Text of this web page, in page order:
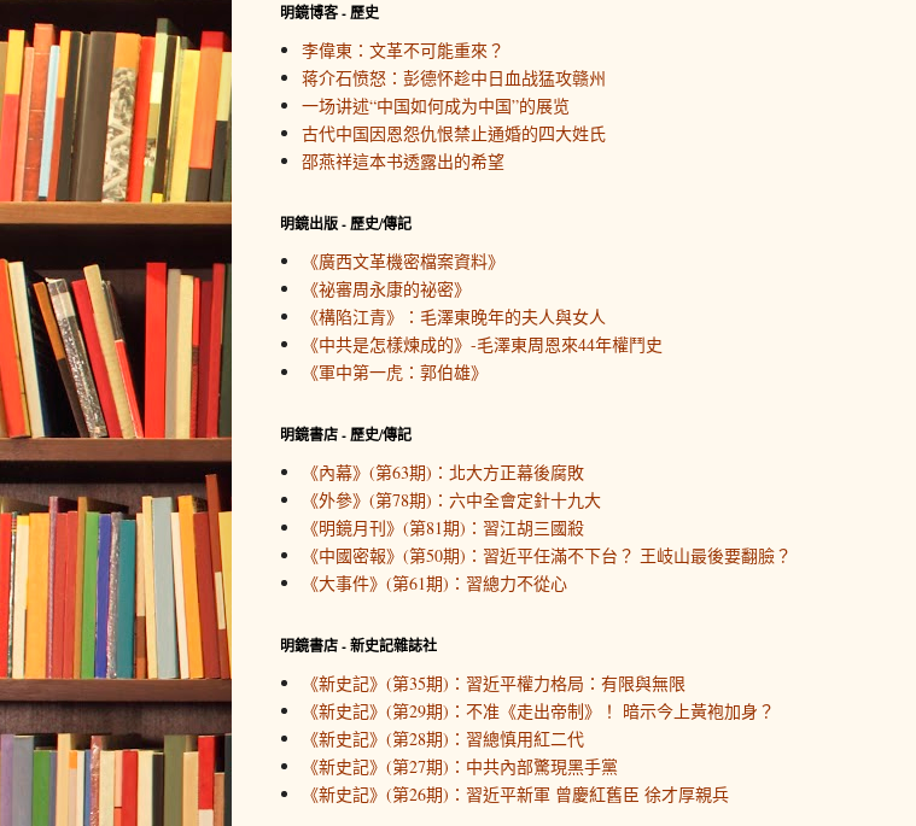
明鏡博客 - 歷史
李偉東：文革不可能重來？
蒋介石愤怒：彭德怀趁中日血战猛攻赣州
一场讲述“中国如何成为中国”的展览
古代中国因恩怨仇恨禁止通婚的四大姓氏
邵燕祥這本书透露出的希望
明鏡出版 - 歷史/傳記
《廣西文革機密檔案資料》
《祕審周永康的祕密》
《構陷江青》：毛澤東晚年的夫人與女人
《中共是怎樣煉成的》-毛澤東周恩來44年權鬥史
《軍中第一虎：郭伯雄》
明鏡書店 - 歷史/傳記
《內幕》(第63期)：北大方正幕後腐敗
《外參》(第78期)：六中全會定針十九大
《明鏡月刊》(第81期)：習江胡三國殺
《中國密報》(第50期)：習近平任滿不下台？ 王岐山最後要翻臉？
《大事件》(第61期)：習總力不從心
明鏡書店 - 新史記雜誌社
《新史記》(第35期)：習近平權力格局：有限與無限
《新史記》(第29期)：不准《走出帝制》！ 暗示今上黃袍加身？
《新史記》(第28期)：習總慎用紅二代
《新史記》(第27期)：中共內部驚現黑手黨
《新史記》(第26期)：習近平新軍 曾慶紅舊臣 徐才厚親兵